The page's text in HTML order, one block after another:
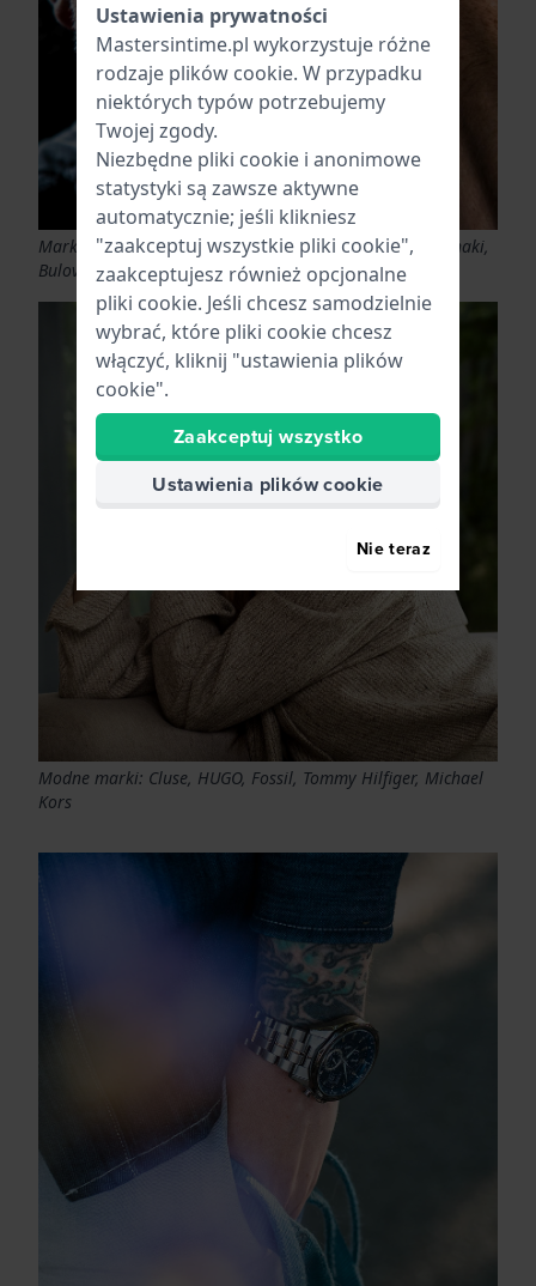
Marki wojskowe: Victorinox, Swiss Military, Hamilton Khaki,
Bulova
Modne marki: Cluse, HUGO, Fossil, Tommy Hilfiger, Michael
Kors
Ustawienia prywatności
Mastersintime.pl wykorzystuje różne
rodzaje plików cookie. W przypadku
niektórych typów potrzebujemy
Twojej zgody.
Niezbędne pliki cookie i anonimowe
statystyki są zawsze aktywne
automatycznie; jeśli klikniesz
"zaakceptuj wszystkie pliki cookie",
zaakceptujesz również opcjonalne
pliki cookie. Jeśli chcesz samodzielnie
wybrać, które pliki cookie chcesz
włączyć, kliknij "ustawienia plików
cookie".
Zaakceptuj wszystko
Ustawienia plików cookie
Nie teraz